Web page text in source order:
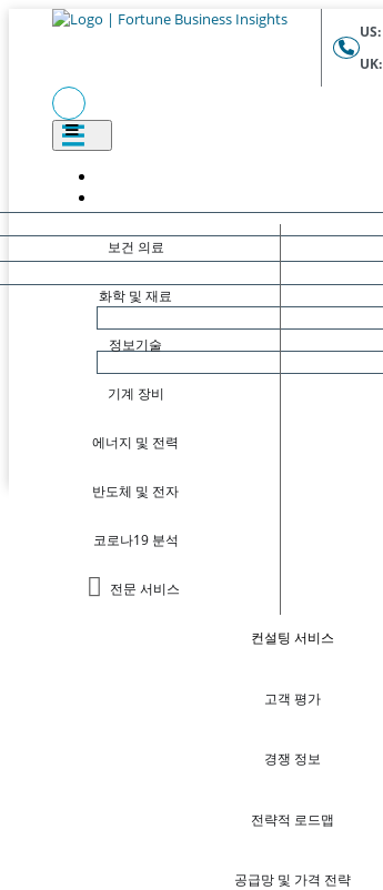
US:
UK:
보건 의료
화학 및 재료
정보기술
기계 장비
에너지 및 전력
반도체 및 전자
코로나19 분석
전문 서비스
컨설팅 서비스
고객 평가
경쟁 정보
전략적 로드맵
공급망 및 가격 전략